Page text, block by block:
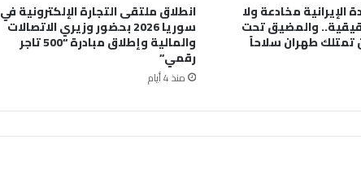
الإيرانية مخادعة ولا
والمضيق تحت
تمتلك طهران سلاحاً
انطلاق ملتقى التجارة الإلكترونية في
سوريا 2026 بحضور وزيري الاتصالات
والمالية وإطلاق مبادرة “500 تاجر
رقمي”
منذ 4 أيام